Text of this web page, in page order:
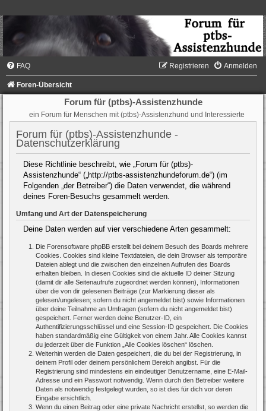
FAQ Anmelden
Registrieren
Foren-Übersicht
Forum für (ptbs)-Assistenzhunde
ein Forum für Menschen mit (ptbs)-Assistenzhund und Interessierte
Forum für (ptbs)-Assistenzhunde -
Datenschutzerklärung
Diese Richtlinie beschreibt, wie „Forum für (ptbs)-
Assistenzhunde“ („http://ptbs-assistenzhundeforum.de“) (im
Folgenden „der Betreiber“) die Daten verwendet, die während
deines Foren-Besuchs gesammelt werden.
Umfang und Art der Datenspeicherung
Deine Daten werden auf vier verschiedene Arten gesammelt:
Die Forensoftware phpBB erstellt bei deinem Besuch des Boards mehrere
Cookies. Cookies sind kleine Textdateien, die dein Browser als temporäre
Dateien ablegt und die zwischen den einzelnen Aufrufen des Boards
erhalten bleiben. In diesen Cookies sind die aktuelle ID deiner Sitzung
(damit dir alle Seitenaufrufe zugeordnet werden können), Informationen
über die von dir gelesenen Beiträge (zur Markierung dieser als
gelesen/ungelesen; sofern du nicht angemeldet bist) sowie Informationen
über deine Teilnahme an Umfragen (sofern du nicht angemeldet bist)
gespeichert. Ferner werden deine Benutzer-ID, ein
Authentifizierungsschlüssel und eine Session-ID gespeichert. Die Cookies
haben standardmäßig eine Gültigkeit von einem Jahr. Alle Cookies kannst
du jederzeit über die Funktion „Alle Cookies löschen“ löschen.
Weiterhin werden die Daten gespeichert, die du bei der Registrierung, in
deinem Profil oder deinem persönlichem Bereich angibst. Für die
Registrierung sind mindestens ein eindeutiger Benutzername, eine E-Mail-
Adresse und ein Passwort notwendig. Wenn durch den Betreiber weitere
Daten als notwendig festgelegt wurden, so ist dies für dich vor deren
Eingabe ersichtlich.
Wenn du einen Beitrag oder eine private Nachricht erstellst, so werden die